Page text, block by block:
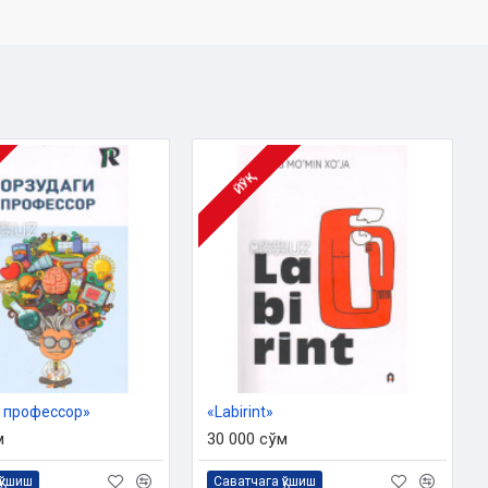
профессор»
ЙЎҚ
«Labirint»
30 000 сўм
Саватчага қўшиш